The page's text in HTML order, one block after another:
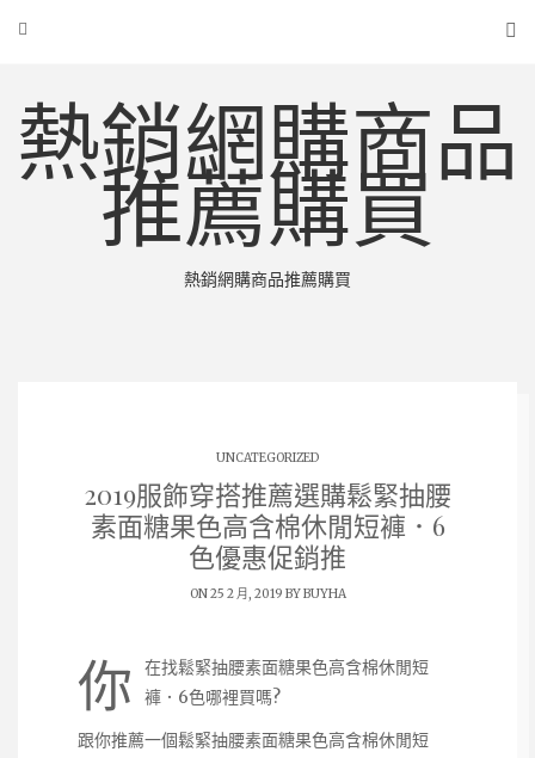
熱銷網購商品
推薦購買
熱銷網購商品推薦購買
UNCATEGORIZED
2019服飾穿搭推薦選購鬆緊抽腰
素面糖果色高含棉休閒短褲．6
色優惠促銷推
ON 25 2 月, 2019 BYBUYHA
你
在找鬆緊抽腰素面糖果色高含棉休閒短
褲．6色哪裡買嗎?
跟你推薦一個鬆緊抽腰素面糖果色高含棉休閒短